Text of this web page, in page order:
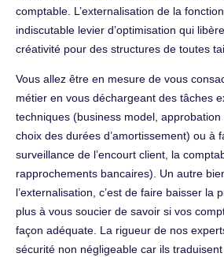
comptable. L’externalisation de la
indiscutable levier d’optimisation qui
créativité pour des structures de toutes
Vous allez être en mesure de vous
métier en vous déchargeant des tâches
techniques (business model, approbation
choix des durées d’amortissement) ou à
surveillance de l’encourt client, la
rapprochements bancaires). Un autre
l’externalisation, c’est de faire baisser la
plus à vous soucier de savoir si vos
façon adéquate. La rigueur de nos
sécurité non négligeable car ils